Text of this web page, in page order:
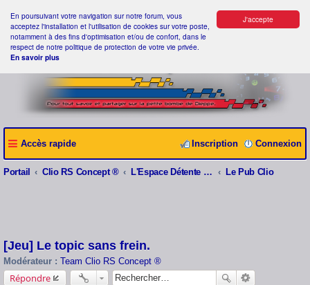
J'accepte
En poursuivant votre navigation sur notre forum, vous
acceptez l'installation et l'utilisation de cookies sur votre poste,
notamment à des fins d'optimisation et/ou de confort, dans le
respect de notre politique de protection de votre vie privée.
En savoir plus
Accès rapide Connexion
Inscription
Portail Clio RS Concept ® L'Espace Détente Clio RS Concept ® Le Pub Clio
[Jeu] Le topic sans frein.
Modérateur : Team Clio RS Concept ®
Répondre